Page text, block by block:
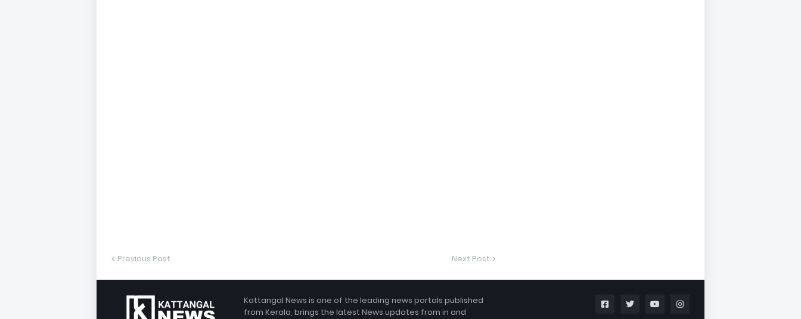
Previous Post Next Post
Kattangal News is one of the leading news portals published
from Kerala, brings the latest News updates from in and